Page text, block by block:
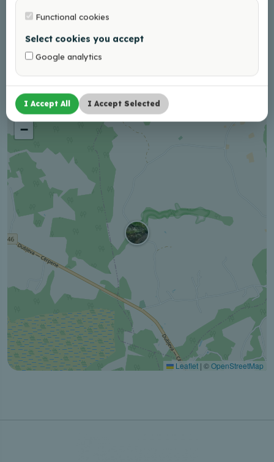
+
−
Leaflet | ©OpenStreetMap
Functional cookies
Select cookies you accept
Google analytics
I Accept All I Accept Selected